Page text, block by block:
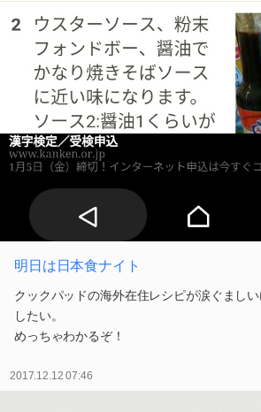
明日は日本食ナイト
クックパッドの海外在住レシピが涙ぐまし
したい。
めっちゃわかるぞ！
2017.12.12 07:46